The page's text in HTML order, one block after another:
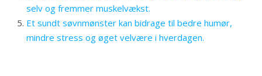
selv og fremmer muskelvækst.
Et sundt søvnmønster kan bidrage til bedre humør,
mindre stress og øget velvære i hverdagen.